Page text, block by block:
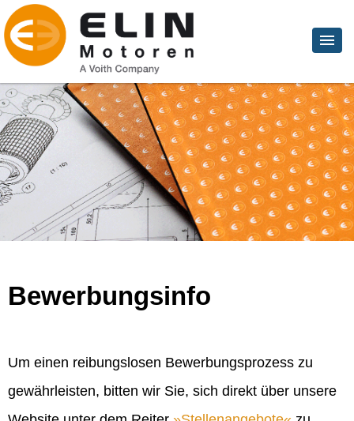
Bewerbungsinfo
Um einen reibungslosen Bewerbungsprozess zu
gewährleisten, bitten wir Sie, sich direkt über unsere